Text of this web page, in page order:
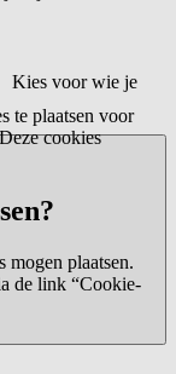
Kies voor wie je
te plaatsen voor
cookies
plaatsen.
de link “Cookie-